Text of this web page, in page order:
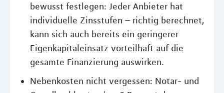
bewusst festlegen: Jeder Anbieter hat
individuelle Zinsstufen – richtig berechnet,
kann sich auch bereits ein geringerer
Eigenkapitaleinsatz vorteilhaft auf die
gesamte Finanzierung auswirken.
Nebenkosten nicht vergessen: Notar- und